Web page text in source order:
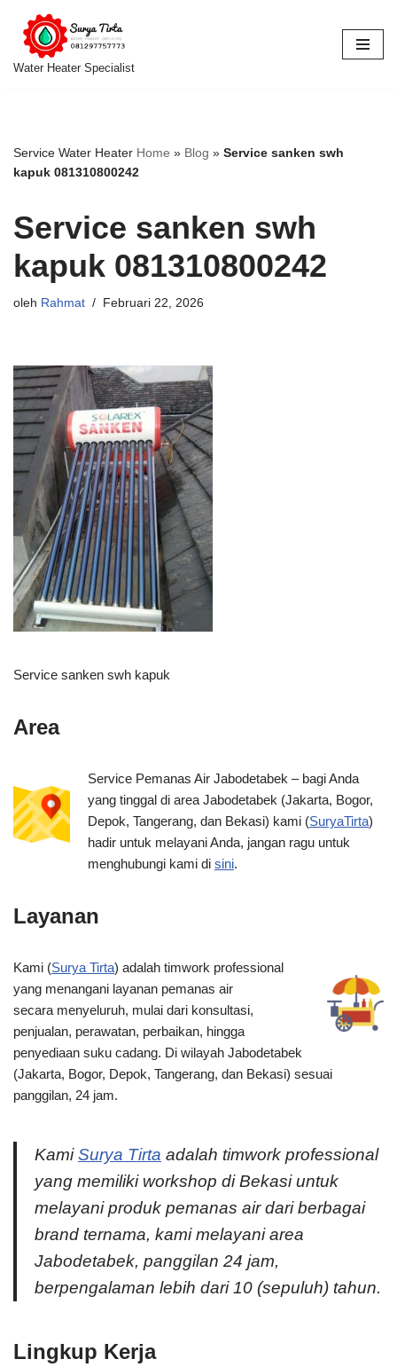
Lompat
ke
Water Heater Specialist
Service Water Heater Home » Blog » Service sanken swh
kapuk 081310800242
Service sanken swh
kapuk 081310800242
oleh Rahmat Februari 22, 2026
Service sanken swh kapuk
Area
Service Pemanas Air Jabodetabek – bagi Anda
yang tinggal di area Jabodetabek (Jakarta, Bogor,
Depok, Tangerang, dan Bekasi) kami (SuryaTirta)
hadir untuk melayani Anda, jangan ragu untuk
menghubungi kami di sini.
Layanan
Kami (Surya Tirta) adalah timwork professional
yang menangani layanan pemanas air
secara menyeluruh, mulai dari konsultasi,
penjualan, perawatan, perbaikan, hingga
penyediaan suku cadang. Di wilayah Jabodetabek
(Jakarta, Bogor, Depok, Tangerang, dan Bekasi) sesuai
panggilan, 24 jam.
KamiSurya Tirta adalah timwork professional
yang memiliki workshop di Bekasi untuk
melayani produk pemanas air dari berbagai
brand ternama, kami melayani area
Jabodetabek, panggilan 24 jam,
berpengalaman lebih dari 10 (sepuluh) tahun.
Lingkup Kerja